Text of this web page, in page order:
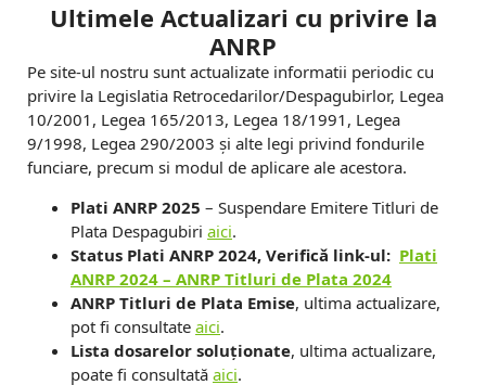
Ultimele Actualizari cu privire la
ANRP
Pe site-ul nostru sunt actualizate informatii periodic cu
privire la Legislatia Retrocedarilor/Despagubirlor, Legea
10/2001, Legea 165/2013, Legea 18/1991, Legea
9/1998, Legea 290/2003 și alte legi privind fondurile
funciare, precum si modul de aplicare ale acestora.
Plati ANRP 2025 – Suspendare Emitere Titluri de
Plata Despagubiri aici.
Status Plati ANRP 2024, Verificǎ link-ul: Plati
ANRP 2024 – ANRP Titluri de Plata 2024
ANRP Titluri de Plata Emise, ultima actualizare,
pot fi consultate aici.
Lista dosarelor soluționate, ultima actualizare,
poate fi consultată aici.